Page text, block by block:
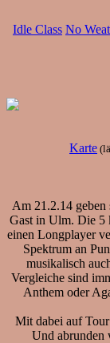
Idle Class No
Karte
Am 21.2.14
Gast in Ulm. Die 5
einen Longplayer
Spektrum an
musikalisch
Vergleiche sind
Anthem oder
Mit dabei auf
Und abrunden